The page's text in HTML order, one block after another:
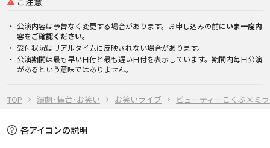
TOP 演劇･舞台･お笑い お笑いライブ ビューティーこくぶ×ミ
公演内容は予告なく変更する場合があります。お申し込みの前にいま一度内
容をご確認ください。
受付状況はリアルタイムに反映されない場合があります。
公演期間は最も早い日付と最も遅い日付を表示しています。期間内毎日公演
があるという意味ではありません。
各アイコンの説明